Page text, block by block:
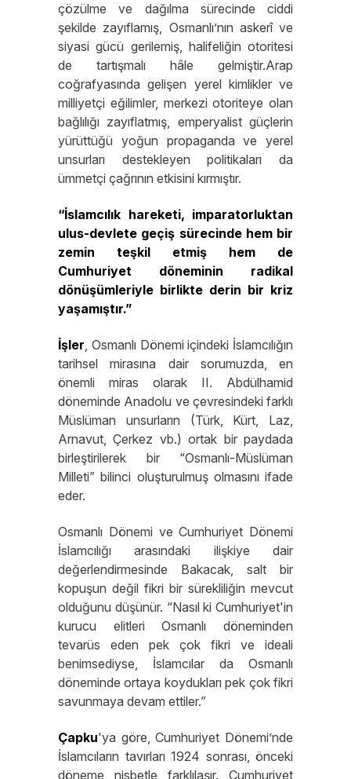
çözülme ve dağılma sürecinde ciddi
şekilde zayıflamış, Osmanlı’nın askerî ve
siyasi gücü gerilemiş, halifeliğin otoritesi
de tartışmalı hâle gelmiştir.Arap
coğrafyasında gelişen yerel kimlikler ve
milliyetçi eğilimler, merkezi otoriteye olan
bağlılığı zayıflatmış, emperyalist güçlerin
yürüttüğü yoğun propaganda ve yerel
unsurları destekleyen politikaları da
ümmetçi çağrının etkisini kırmıştır.
“İslamcılık hareketi, imparatorluktan
ulus-devlete geçiş sürecinde hem bir
zemin teşkil etmiş hem de
Cumhuriyet döneminin radikal
dönüşümleriyle birlikte derin bir kriz
yaşamıştır.”
İşler, Osmanlı Dönemi içindeki İslamcılığın
tarihsel mirasına dair sorumuzda, en
önemli miras olarak II. Abdülhamid
döneminde Anadolu ve çevresindeki farklı
Müslüman unsurların (Türk, Kürt, Laz,
Arnavut, Çerkez vb.) ortak bir paydada
birleştirilerek bir “Osmanlı-Müslüman
Milleti” bilinci oluşturulmuş olmasını ifade
eder.
Osmanlı Dönemi ve Cumhuriyet Dönemi
İslamcılığı arasındaki ilişkiye dair
değerlendirmesinde Bakacak, salt bir
kopuşun değil fikri bir sürekliliğin mevcut
olduğunu düşünür. “Nasıl ki Cumhuriyet'in
kurucu elitleri Osmanlı döneminden
tevarüs eden pek çok fikri ve ideali
benimsediyse, İslamcılar da Osmanlı
döneminde ortaya koydukları pek çok fikri
savunmaya devam ettiler.”
Çapku'ya göre, Cumhuriyet Dönemi’nde
İslamcıların tavırları 1924 sonrası, önceki
döneme nisbetle farklılaşır. Cumhuriyet